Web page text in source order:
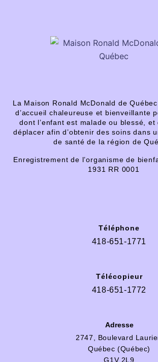
La Maison Ronald McDonald de
d’accueil chaleureuse et bienveillante
dont l’enfant est malade ou blessé,
déplacer afin d’obtenir des soins dans
de santé de la région de
Enregistrement de l’organisme de
1931 RR 0001
Téléphone
418-651-1771
Télécopieur
418-651-1772
Adresse
2747, Boulevard
Québec (Québec)
G1V 2L9